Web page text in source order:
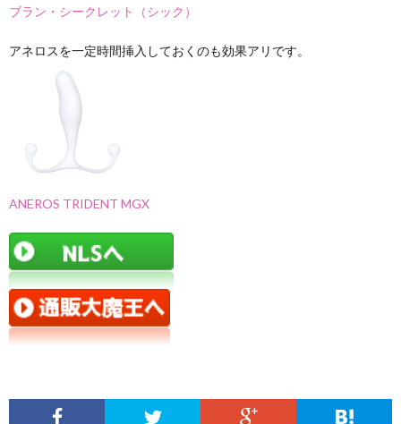
ブラン・シークレット（シック）
アネロスを一定時間挿入しておくのも効果アリです。
ANEROS TRIDENT MGX